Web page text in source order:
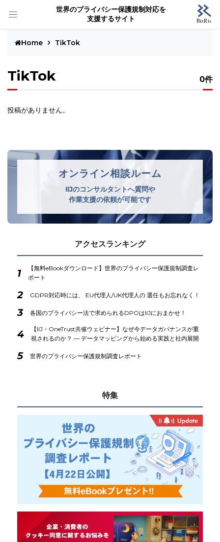
世界のプライバシー保護規制対応を
支援するサイト
Home TikTok
TikTok 0件
投稿がありません。
オンライン相談ルーム
IIJのコンサルタントへ質問や
作業支援の依頼が可能です
アクセスランキング
1
【無料eBookダウンロード】世界のプライバシー保護規制調査レ
ポート
2 GDPR対応時には、 EU代理人/UK代理人の 選任もお忘れなく！
3 各国のプライバシー法で求められるDPOはIIJにおまかせ！
4
【IIJ・OneTrust共催ウェビナー】なぜ今データガバナンスが重
視されるのか？ ― データマッピングから始める実践と社内展開
5 世界のプライバシー保護規制調査レポート
特集